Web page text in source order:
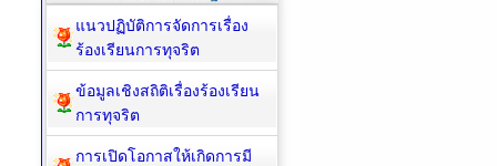
แนวปฏิบัติการจัดการเรื่อง
ร้องเรียนการทุจริต
ข้อมูลเชิงสถิติเรื่องร้องเรียน
การทุจริต
การเปิดโอกาสให้เกิดการมี